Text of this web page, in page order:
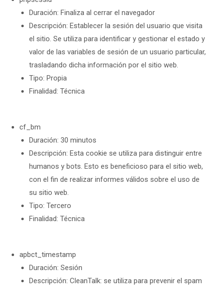
Duración: Finaliza al cerrar el navegador
Descripción: Establecer la sesión del usuario que visita
el sitio. Se utiliza para identificar y gestionar el estado y
valor de las variables de sesión de un usuario particular,
trasladando dicha información por el sitio web.
Tipo: Propia
Finalidad: Técnica
cf_bm
Duración: 30 minutos
Descripción: Esta cookie se utiliza para distinguir entre
humanos y bots. Esto es beneficioso para el sitio web,
con el fin de realizar informes válidos sobre el uso de
su sitio web.
Tipo: Tercero
Finalidad: Técnica
apbct_timestamp
Duración: Sesión
Descripción: CleanTalk: se utiliza para prevenir el spam